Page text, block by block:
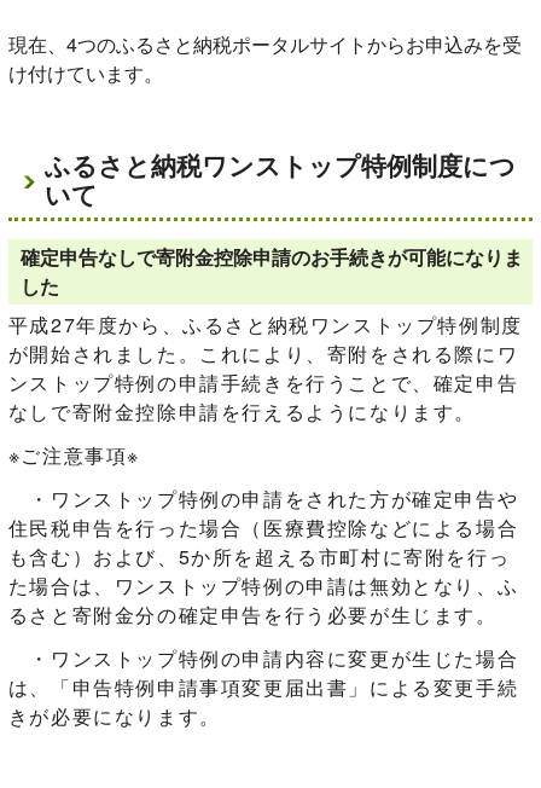
現在、4つのふるさと納税ポータルサイトからお申込みを受
け付けています。
ふるさと納税ワンストップ特例制度につ
いて
確定申告なしで寄附金控除申請のお手続きが可能になりま
した
平成27年度から、ふるさと納税ワンストップ特例制度
が開始されました。これにより、寄附をされる際にワ
ンストップ特例の申請手続きを行うことで、確定申告
なしで寄附金控除申請を行えるようになります。
※ご注意事項※
・ワンストップ特例の申請をされた方が確定申告や
住民税申告を行った場合（医療費控除などによる場合
も含む）および、5か所を超える市町村に寄附を行っ
た場合は、ワンストップ特例の申請は無効となり、ふ
るさと寄附金分の確定申告を行う必要が生じます。
・ワンストップ特例の申請内容に変更が生じた場合
は、「申告特例申請事項変更届出書」による変更手続
きが必要になります。